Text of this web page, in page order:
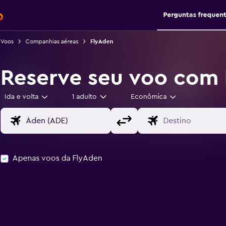
Perguntas
Voos Companhias aéreas FlyAden
Reserve seu voo com
Ida e volta 1 adulto Econômica
Apenas voos da FlyAden